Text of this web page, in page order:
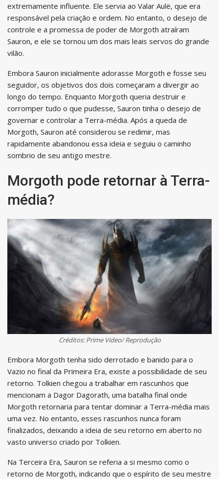
extremamente influente. Ele servia ao Valar Aulë, que era
responsável pela criação e ordem. No entanto, o desejo de
controle e a promessa de poder de Morgoth atraíram
Sauron, e ele se tornou um dos mais leais servos do grande
vilão.
Embora Sauron inicialmente adorasse Morgoth e fosse seu
seguidor, os objetivos dos dois começaram a divergir ao
longo do tempo. Enquanto Morgoth queria destruir e
corromper tudo o que pudesse, Sauron tinha o desejo de
governar e controlar a Terra-média. Após a queda de
Morgoth, Sauron até considerou se redimir, mas
rapidamente abandonou essa ideia e seguiu o caminho
sombrio de seu antigo mestre.
Morgoth pode retornar à Terra-
média?
Créditos: Prime Video/ Reprodução
Embora Morgoth tenha sido derrotado e banido para o
Vazio no final da Primeira Era, existe a possibilidade de seu
retorno. Tolkien chegou a trabalhar em rascunhos que
mencionam a Dagor Dagorath, uma batalha final onde
Morgoth retornaria para tentar dominar a Terra-média mais
uma vez. No entanto, esses rascunhos nunca foram
finalizados, deixando a ideia de seu retorno em aberto no
vasto universo criado por Tolkien.
Na Terceira Era, Sauron se referia a si mesmo como o
retorno de Morgoth, indicando que o espírito de seu mestre